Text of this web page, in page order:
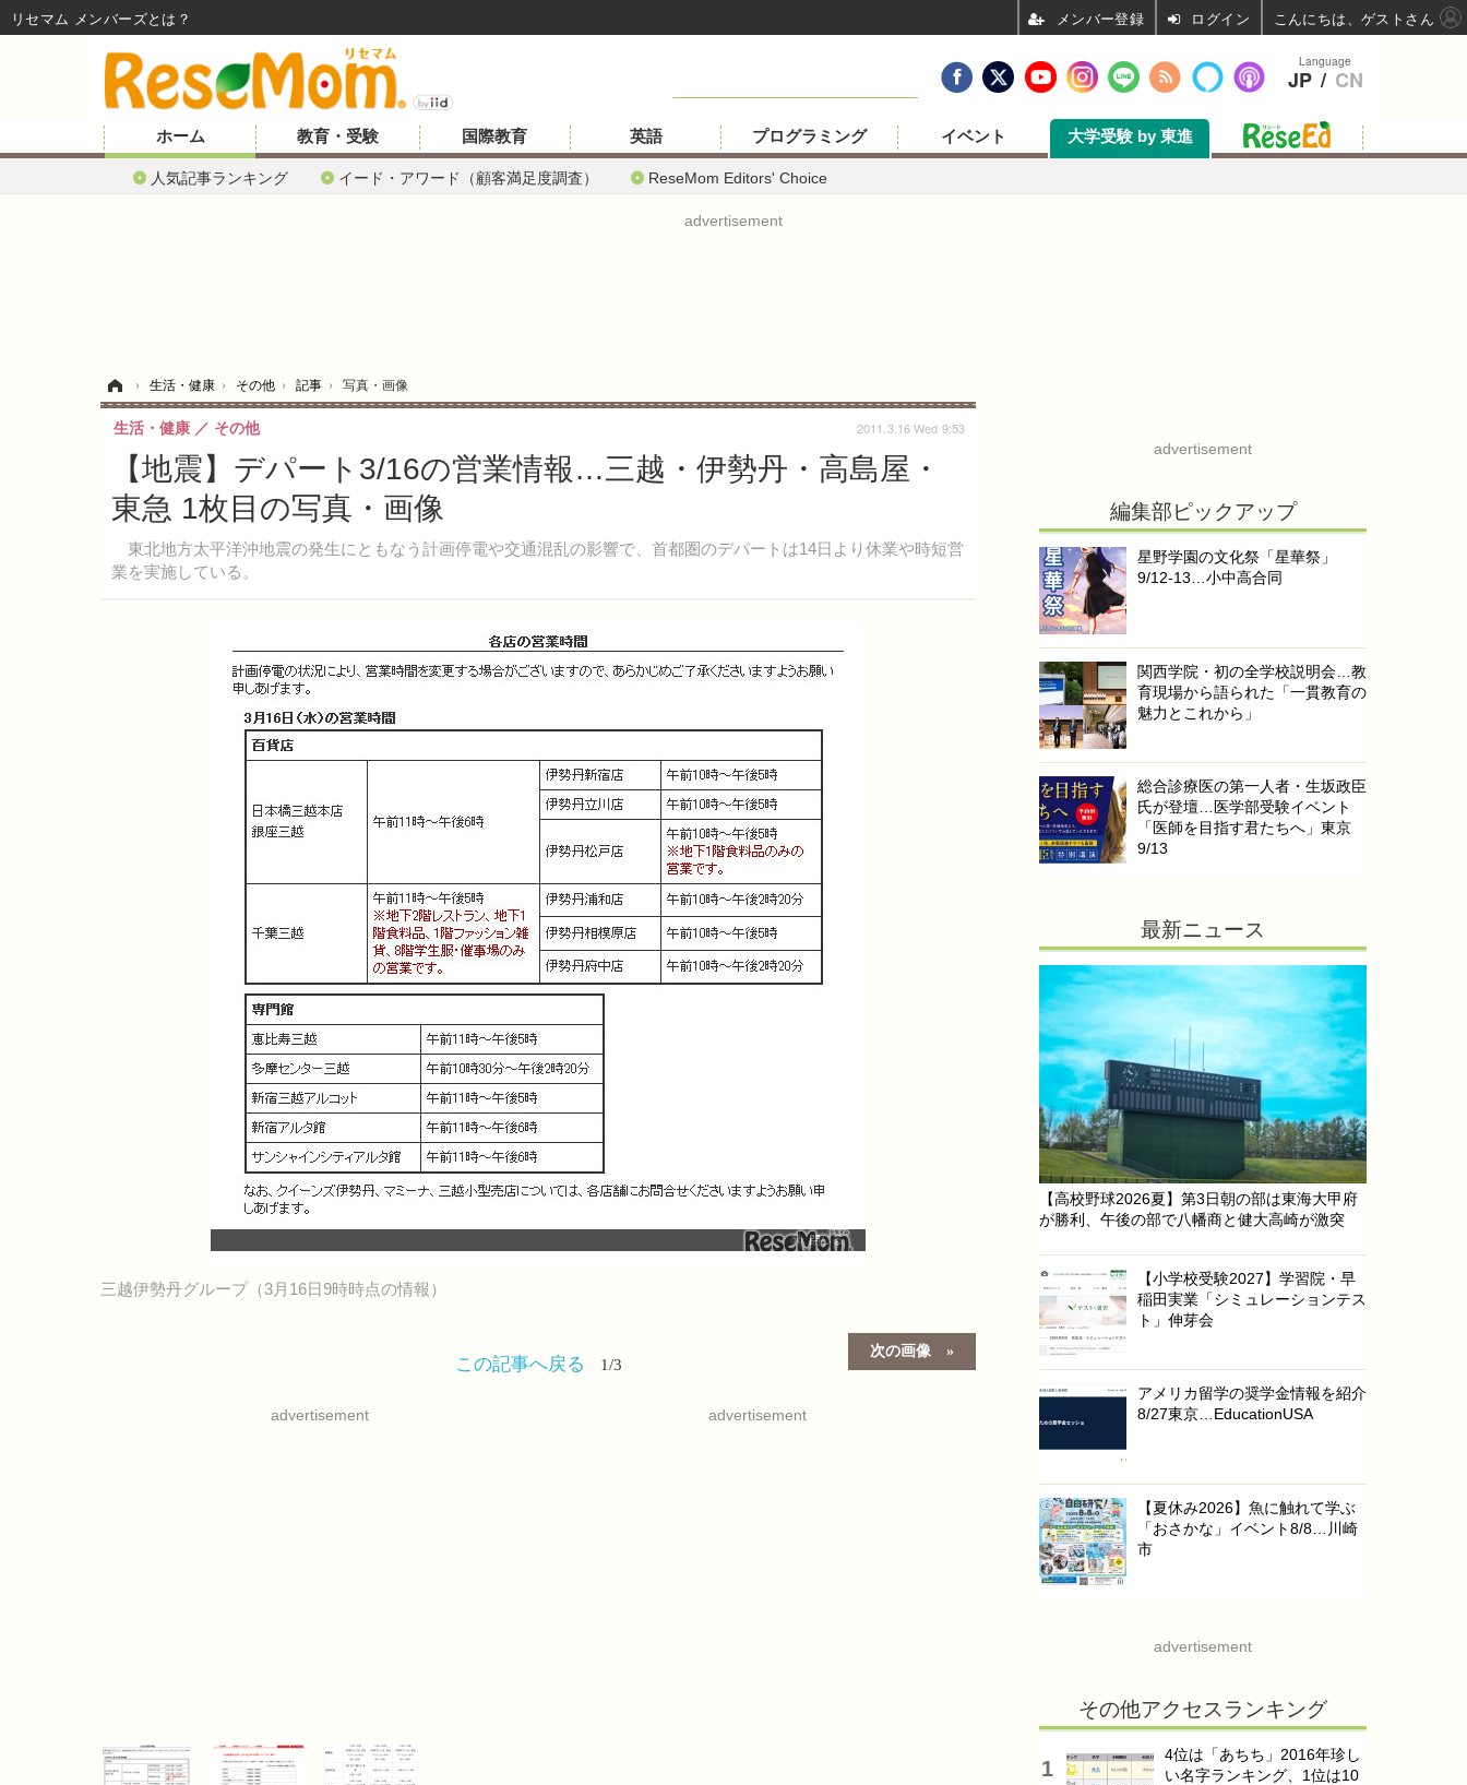
ホーム
人気記事ランキング イード・アワード（顧客満足度調査） ReseMom Editors' Choice
教育・受験 国際教育 英語 プログラミング イベント 大学受験 by 東進
advertisement
› 生活・健康 › その他 › 記事 › 写真・画像
【地震】デパート3/16の営業情報…三越・伊勢丹・高島屋・
東急 1枚目の写真・画像
東北地方太平洋沖地震の発生にともなう計画停電や交通混乱の影響で、首都圏のデパートは14日より休業や時短営
業を実施している。
生活・健康 その他 2011.3.16 Wed 9:53
三越伊勢丹グループ（3月16日9時時点の情報）
次の画像
この記事へ戻る 1/3
advertisement advertisement
advertisement
編集部ピックアップ
星野学園の文化祭「星華祭」
9/12-13…小中高合同
関西学院・初の全学校説明会…教
育現場から語られた「一貫教育の
魅力とこれから」
総合診療医の第一人者・生坂政臣
氏が登壇…医学部受験イベント
「医師を目指す君たちへ」東京
9/13
最新ニュース
【高校野球2026夏】第3日朝の部は東海大甲府
が勝利、午後の部で八幡商と健大高崎が激突
【小学校受験2027】学習院・早
稲田実業「シミュレーションテス
ト」伸芽会
アメリカ留学の奨学金情報を紹介
8/27東京…EducationUSA
【夏休み2026】魚に触れて学ぶ
「おさかな」イベント8/8…川崎
市
advertisement
その他アクセスランキング
4位は「あちち」2016年珍し
い名字ランキング、1位は10
Language
JP / CN
リセマム メンバーズ ログイン こんにちは、ゲストさん